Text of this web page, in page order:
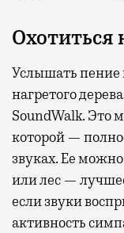
Охотиться
Услышать пение
нагретого
SoundWalk. Это
которой —
звуках. Ее
или лес —
если звуки
активность